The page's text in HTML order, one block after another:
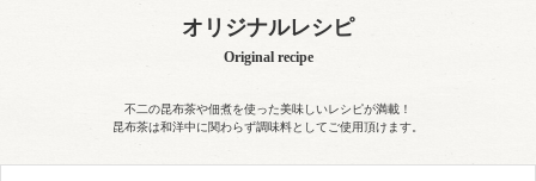
オリジナルレシピ
Original recipe
不二の昆布茶や佃煮を使った美味しいレシピが満載！
昆布茶は和洋中に関わらず調味料としてご使用頂けます。